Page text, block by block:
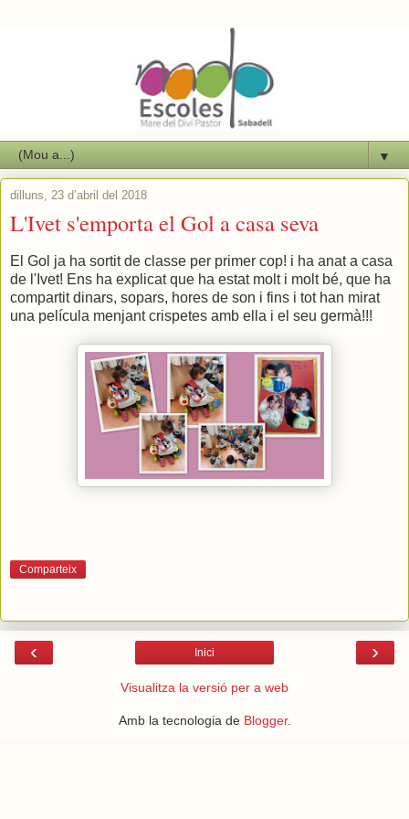
▼
dilluns, 23 d’abril del 2018
L'Ivet s'emporta el Gol a casa seva
El Gol ja ha sortit de classe per primer cop! i ha anat a casa
de l'Ivet! Ens ha explicat que ha estat molt i molt bé, que ha
compartit dinars, sopars, hores de son i fins i tot han mirat
una película menjant crispetes amb ella i el seu germà!!!
Comparteix
‹ ›
Inici
Visualitza la versió per a web
Amb la tecnologia de Blogger.